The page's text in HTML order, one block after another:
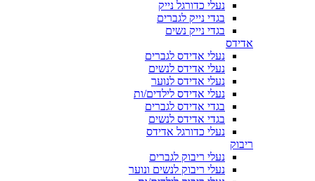
נעלי כדורגל נייק
בגדי נייק לגברים
בגדי נייק נשים
אדידס
נעלי אדידס לגברים
נעלי אדידס לנשים
נעלי אדידס לנוער
נעלי אדידס לילדים/ות
בגדי אדידס לגברים
בגדי אדידס לנשים
נעלי כדורגל אדידס
ריבוק
נעלי ריבוק לגברים
נעלי ריבוק לנשים ונוער